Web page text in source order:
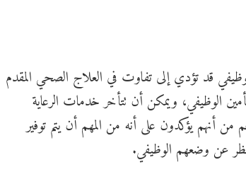
قد تؤدي إلى تفاوت في العلاج الصحي المقدم
الوظيفي، ويمكن أن تتأخر خدمات الرعاية
أنهم يؤكدون على أنه من المهم أن يتم توفير
عن وضعهم الوظيفي.